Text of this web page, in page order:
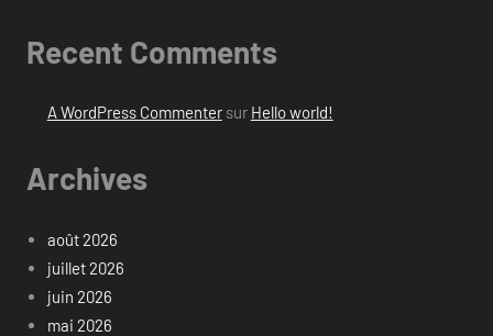
Recent Comments
A WordPress Commentersur Hello world!
Archives
août 2026
juillet 2026
juin 2026
mai 2026